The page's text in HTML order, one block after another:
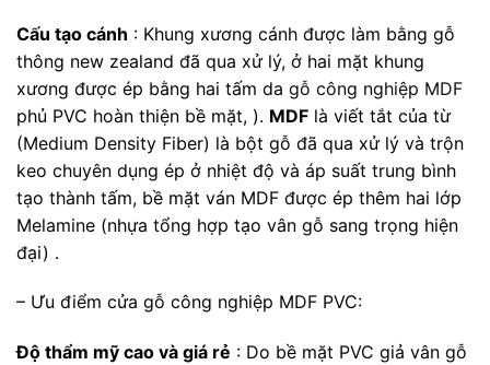
Cấu tạo cánh : Khung xương cánh được làm bằng gỗ
thông new zealand đã qua xử lý, ở hai mặt khung
xương được ép bằng hai tấm da gỗ công nghiệp MDF
phủ PVC hoàn thiện bề mặt, ). MDF là viết tắt của từ
(Medium Density Fiber) là bột gỗ đã qua xử lý và trộn
keo chuyên dụng ép ở nhiệt độ và áp suất trung bình
tạo thành tấm, bề mặt ván MDF được ép thêm hai lớp
Melamine (nhựa tổng hợp tạo vân gỗ sang trọng hiện
đại) .
– Ưu điểm cửa gỗ công nghiệp MDF PVC:
Độ thẩm mỹ cao và giá rẻ : Do bề mặt PVC giả vân gỗ